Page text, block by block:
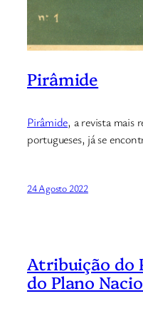
Pirâmide
Pirâmide, a revista mais
portugueses, já se
24 Agosto 2022
Atribuição do
do Plano